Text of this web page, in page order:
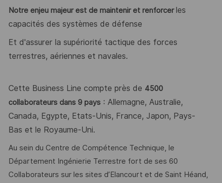
Notre enjeu majeur est de maintenir et renforcerles
capacités des systèmes de défense
Et d'assurer la supériorité tactique des forces
terrestres, aériennes et navales.
Cette Business Line compte près de 4500
collaborateurs dans 9 pays : Allemagne, Australie,
Canada, Egypte, Etats-Unis, France, Japon, Pays-
Bas et le Royaume-Uni.
Au sein du Centre de Compétence Technique, le
Département Ingénierie Terrestre fort de ses 60
Collaborateurs sur les sites d’Elancourt et de Saint Héand,